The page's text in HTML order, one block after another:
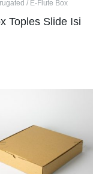
/ E-Flute Box
Toples Slide Isi